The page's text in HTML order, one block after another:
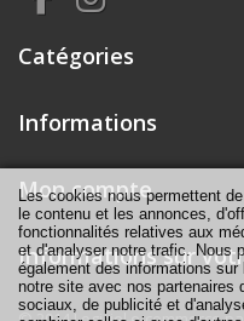
Catégories
Informations
Mon compte
Informations sur
Les cookies nous permettent de
le contenu et les annonces,
fonctionnalités relatives aux
et d'analyser notre trafic. Nous
également des informations sur
notre site avec nos partenaires
sociaux, de publicité et